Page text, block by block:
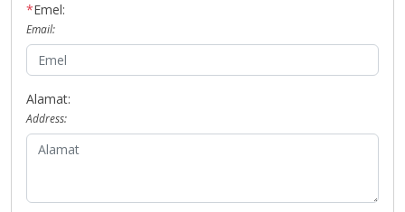
*Emel:
Email:
Alamat:
Address: